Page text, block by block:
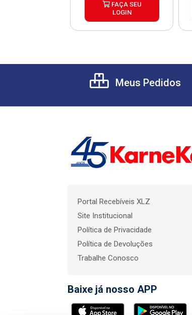
FAÇA SEU
LOGIN
Meus Pedidos
Portal Recebíveis XLZ
Site Institucional
Política de Privacidade
Política de Devoluções
Trabalhe Conosco
Baixe já nosso APP